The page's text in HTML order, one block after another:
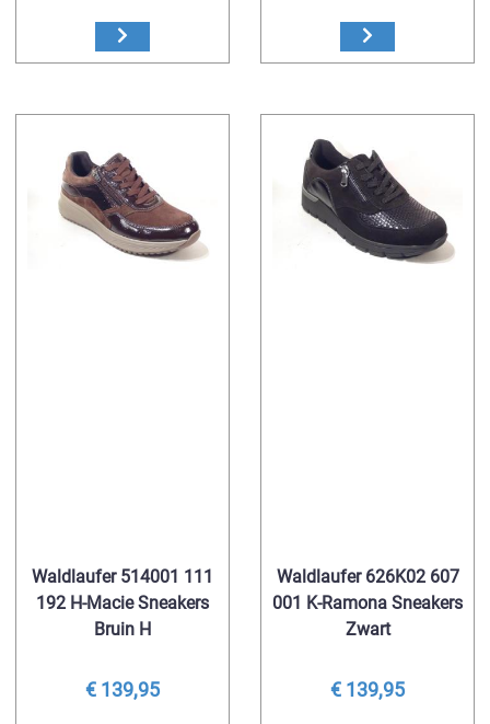
Waldlaufer 514001 111
192 H-Macie Sneakers
Bruin H
€ 139,95
Waldlaufer 626K02 607
001 K-Ramona Sneakers
Zwart
€ 139,95